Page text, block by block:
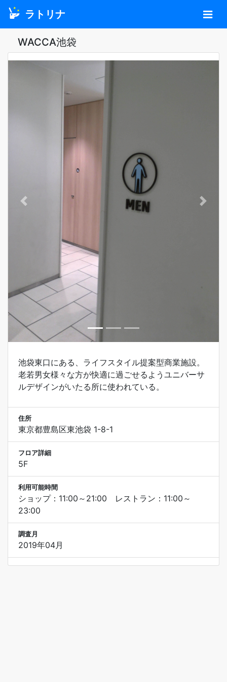
ラトリナ
WACCA池袋
Previous Next
池袋東口にある、ライフスタイル提案型商業施設。
老若男女様々な方が快適に過ごせるようユニバーサ
ルデザインがいたる所に使われている。
住所
東京都豊島区東池袋 1-8-1
フロア詳細
5F
利用可能時間
ショップ：11:00～21:00 レストラン：11:00～
23:00
調査月
2019年04月